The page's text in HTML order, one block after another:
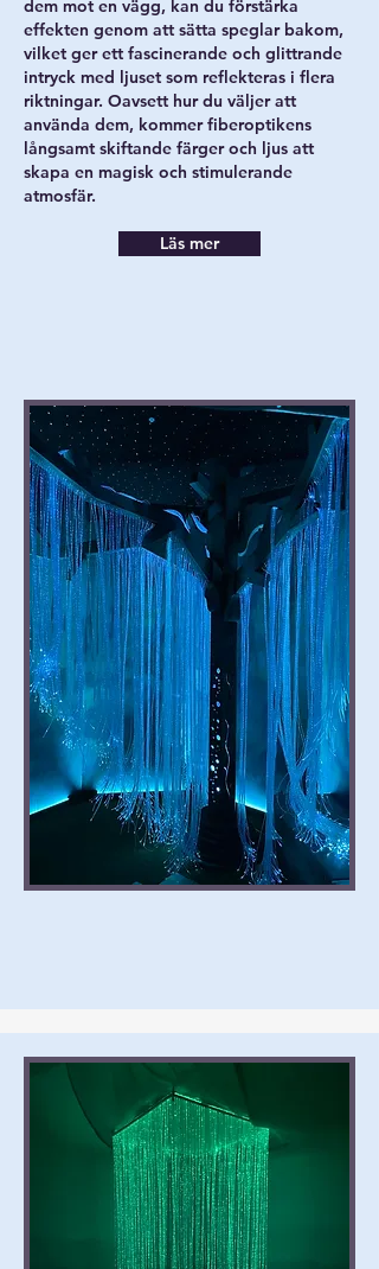
dem mot en vägg, kan du förstärka
effekten genom att sätta speglar bakom,
vilket ger ett fascinerande och glittrande
intryck med ljuset som reflekteras i flera
riktningar. Oavsett hur du väljer att
använda dem, kommer fiberoptikens
långsamt skiftande färger och ljus att
skapa en magisk och stimulerande
atmosfär.
Läs mer